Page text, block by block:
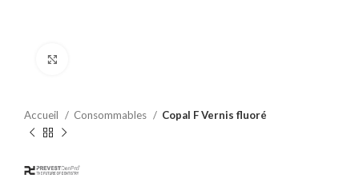
Accueil Consommables Copal F Vernis fluoré